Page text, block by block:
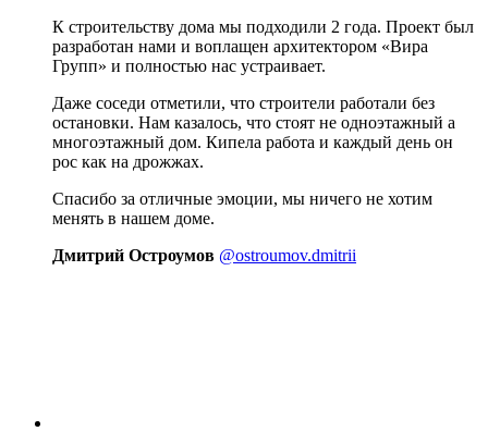
К строительству дома мы подходили 2 года. Проект был
разработан нами и воплащен архитектором «Вира
Групп» и полностью нас устраивает.
Даже соседи отметили, что строители работали без
остановки. Нам казалось, что стоят не одноэтажный а
многоэтажный дом. Кипела работа и каждый день он
рос как на дрожжах.
Спасибо за отличные эмоции, мы ничего не хотим
менять в нашем доме.
Дмитрий Остроумов @ostroumov.dmitrii